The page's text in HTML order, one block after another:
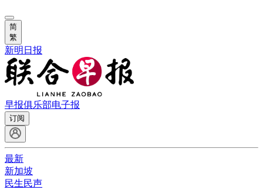
简
繁
新明日报
早报俱乐部电子报
订阅
最新
新加坡
民生民声